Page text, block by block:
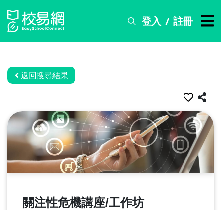
登入 / 註冊
搜
務
資
訊
關
於
我
返回搜尋結果
關注性危機講座/工作坊